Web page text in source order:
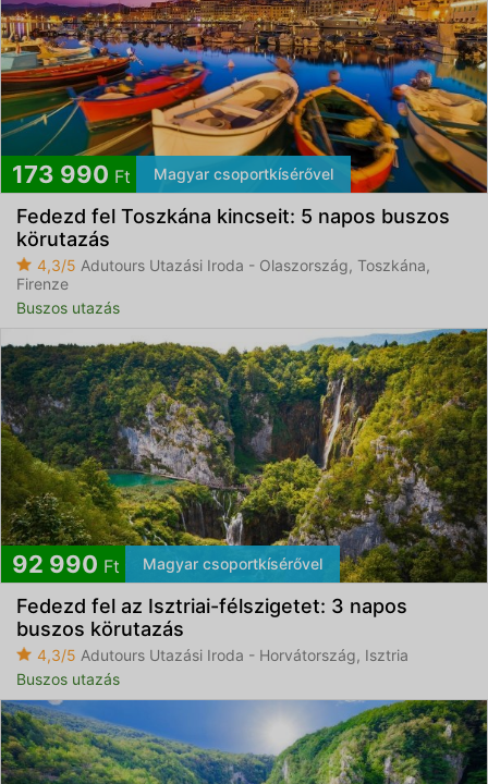
173 990 Ft Magyar csoportkísérővel
Fedezd fel Toszkána kincseit: 5 napos buszos
körutazás
4,3/5 Adutours Utazási Iroda - Olaszország, Toszkána,
Firenze
Buszos utazás
92 990 Ft Magyar csoportkísérővel
Fedezd fel az Isztriai-félszigetet: 3 napos
buszos körutazás
4,3/5 Adutours Utazási Iroda - Horvátország, Isztria
Buszos utazás